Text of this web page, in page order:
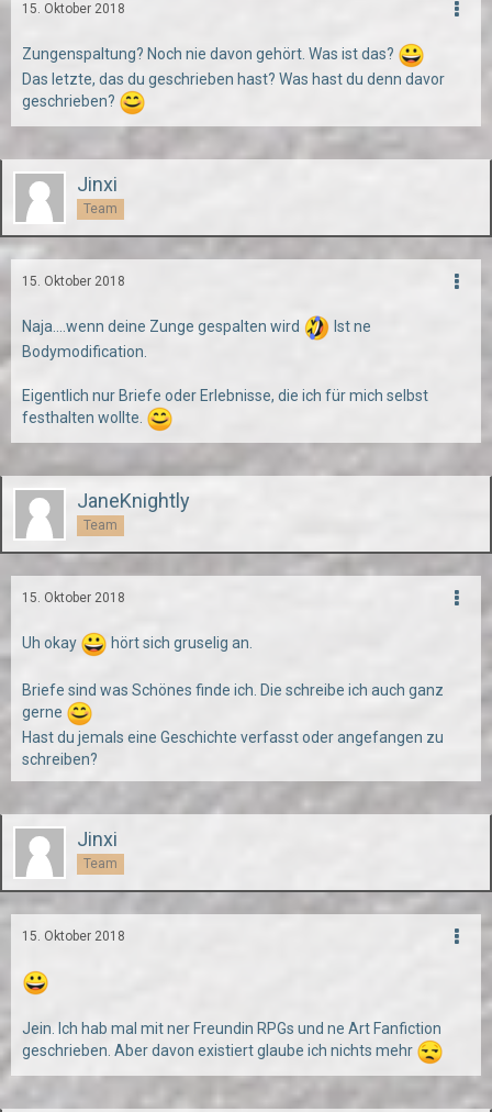
15. Oktober 2018
Zungenspaltung? Noch nie davon gehört. Was ist das?
Das letzte, das du geschrieben hast? Was hast du denn davor
geschrieben?
Jinxi
Team
15. Oktober 2018
Naja....wenn deine Zunge gespalten wird
Ist ne
Bodymodification.
Eigentlich nur Briefe oder Erlebnisse, die ich für mich selbst
festhalten wollte.
JaneKnightly
Team
15. Oktober 2018
Uh okay hört sich gruselig an.
Briefe sind was Schönes finde ich. Die schreibe ich auch ganz
gerne
Hast du jemals eine Geschichte verfasst oder angefangen zu
schreiben?
Jinxi
Team
15. Oktober 2018
Jein. Ich hab mal mit ner Freundin RPGs und ne Art Fanfiction
geschrieben. Aber davon existiert glaube ich nichts mehr